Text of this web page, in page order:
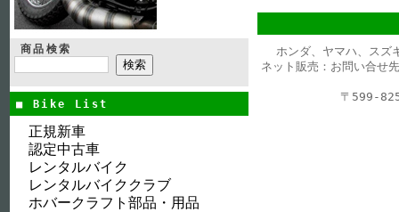
商品検索
■ Bike List
正規新車
認定中古車
レンタルバイク
レンタルバイククラブ
ホバークラフト部品・用品
ホンダ、ヤマハ、スズ
ネット販売：お問い合せ
〒599-